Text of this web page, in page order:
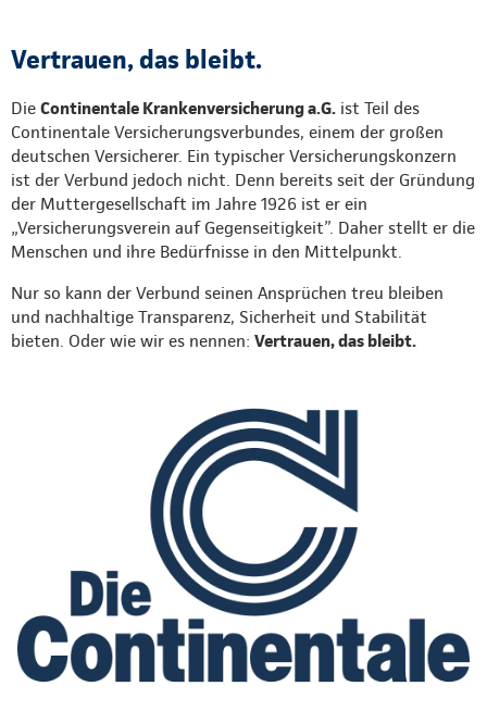
Vertrauen, das bleibt.
Die Continentale Krankenversicherung a.G. ist Teil des
Continentale Versicherungsverbundes, einem der großen
deutschen Versicherer. Ein typischer Versicherungskonzern
ist der Verbund jedoch nicht. Denn bereits seit der Gründung
der Muttergesellschaft im Jahre 1926 ist er ein
„Versicherungsverein auf Gegenseitigkeit”. Daher stellt er die
Menschen und ihre Bedürfnisse in den Mittelpunkt.
Nur so kann der Verbund seinen Ansprüchen treu bleiben
und nachhaltige Transparenz, Sicherheit und Stabilität
bieten. Oder wie wir es nennen: Vertrauen, das bleibt.